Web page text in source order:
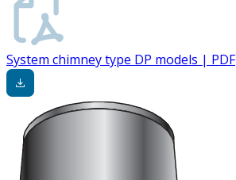
System chimney type DP models | PDF